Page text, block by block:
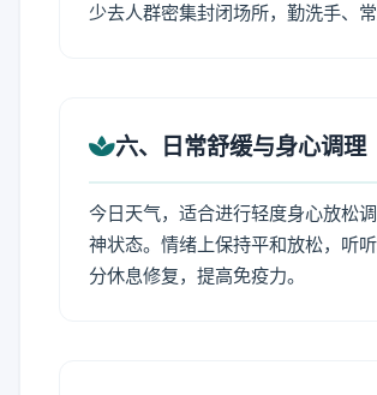
少去人群密集封闭场所，勤洗手、
六、日常舒缓与身心调理
今日天气，适合进行轻度身心放松
神状态。情绪上保持平和放松，听
分休息修复，提高免疫力。